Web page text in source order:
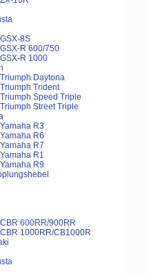
GSX-8S
GSX-R 600/750
GSX-R 1000
Triumph Daytona
Triumph Trident
Triumph Speed Triple
Triumph Street Triple
Yamaha R3
Yamaha R6
Yamaha R7
Yamaha R1
Yamaha R9
CBR 600RR/900RR
CBR 1000RR/CB1000R